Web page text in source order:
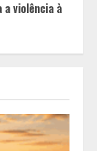
a violência à